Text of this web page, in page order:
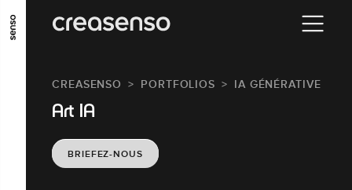
ALLER AU CONTENU PRINCIPAL
ALLER EN BAS DE PAGE
CREASENSO PORTFOLIOS IA GÉNÉRATIVE
Art IA
BRIEFEZ-NOUS